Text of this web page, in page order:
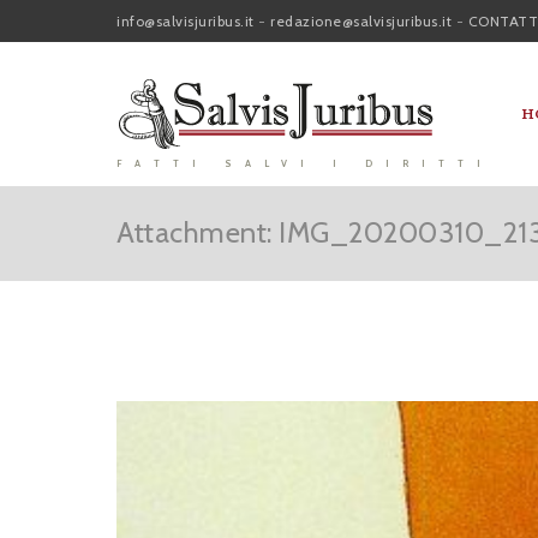
info@salvisjuribus.it - redazione@salvisjuribus.it -
FATTI SALVI I DIRITTI
Attachment: